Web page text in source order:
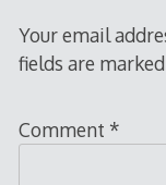
Your email
fields are marked
Comment *